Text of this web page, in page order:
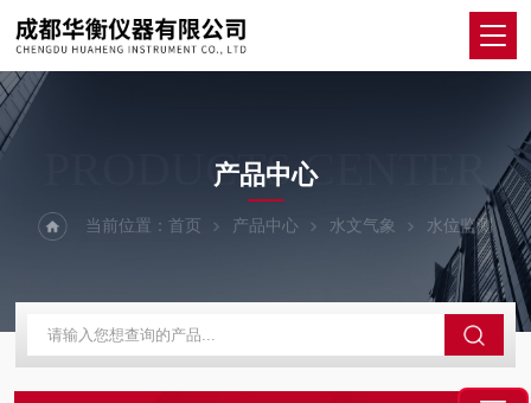
PRODUCTS CENTER
产品中心
当前位置： 首页 产品中心 水文气象 水位监测